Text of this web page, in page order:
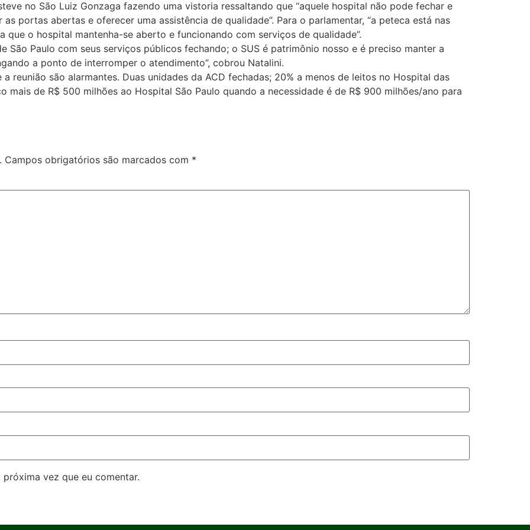
no São Luiz Gonzaga fazendo uma vistoria ressaltando que “aquele hospital não pode fechar e
portas abertas e oferecer uma assistência de qualidade”. Para o parlamentar, “a peteca está nas
que o hospital mantenha-se aberto e funcionando com serviços de qualidade”.
São Paulo com seus serviços públicos fechando; o SUS é patrimônio nosso e é preciso manter a
a ponto de interromper o atendimento”, cobrou Natalini.
reunião são alarmantes. Duas unidades da ACD fechadas; 20% a menos de leitos no Hospital das
mais de R$ 500 milhões ao Hospital São Paulo quando a necessidade é de R$ 900 milhões/ano para
Campos obrigatórios são marcados com *
vez que eu comentar.